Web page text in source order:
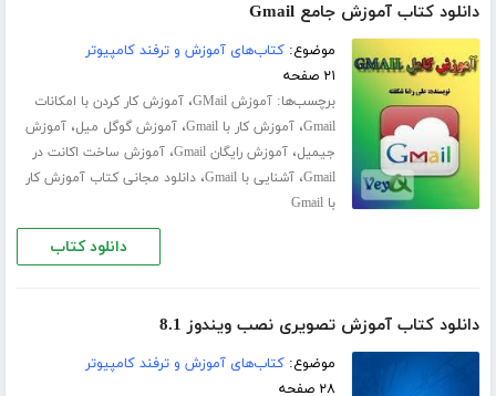
دانلود کتاب آموزش جامع Gmail
موضوع:کتاب‌های آموزش و ترفند کامپیوتر
۲۱ صفحه
برچسب‌ها:آموزش GMail ،آموزش کار کردن با امکانات
Gmail،آموزش کار با Gmail ،آموزش گوگل میل،آموزش
جیمیل،آموزش رایگان Gmail ،آموزش ساخت اکانت در
Gmail،آشنایی با Gmail ،دانلود مجانی کتاب آموزش کار
با Gmail
دانلود کتاب
دانلود کتاب آموزش تصویری نصب ویندوز 8.1
موضوع:کتاب‌های آموزش و ترفند کامپیوتر
۲۸ صفحه